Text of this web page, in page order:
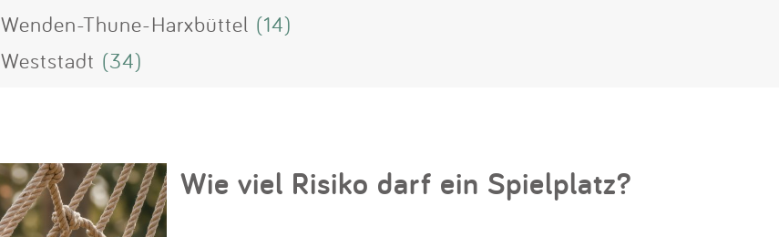
Wenden-Thune-Harxbüttel (14)
Weststadt (34)
Wie viel Risiko darf ein Spielplatz?